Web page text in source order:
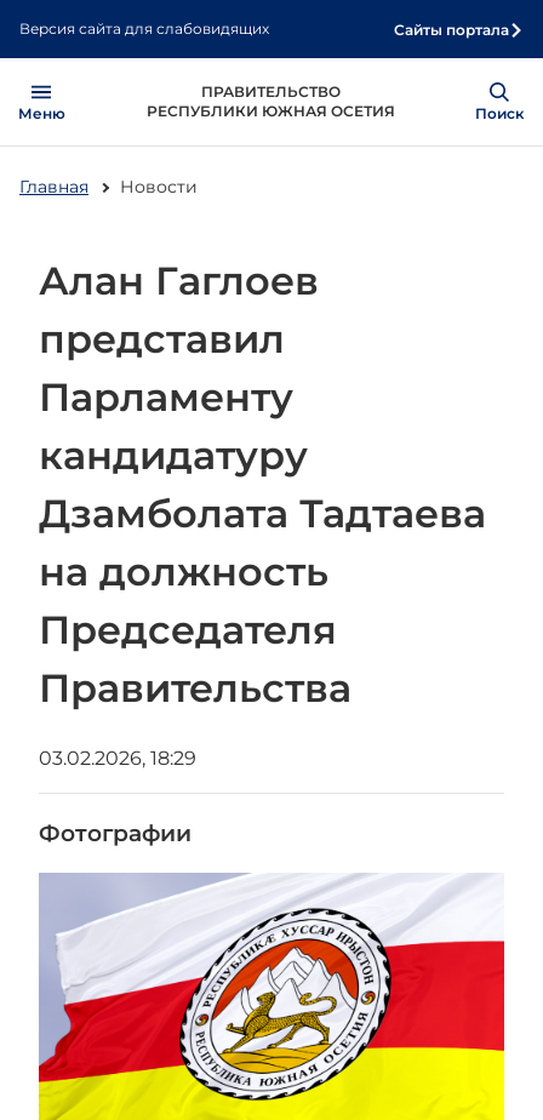
содержанию
Версия сайта для слабовидящих Сайты портала
ПРАВИТЕЛЬСТВО
РЕСПУБЛИКИ ЮЖНАЯ ОСЕТИЯ
Меню
Show
Поиск
Главная Новости
Алан Гаглоев
представил
Парламенту
кандидатуру
Дзамболата Тадтаева
на должность
Председателя
Правительства
03.02.2026, 18:29
Фотографии